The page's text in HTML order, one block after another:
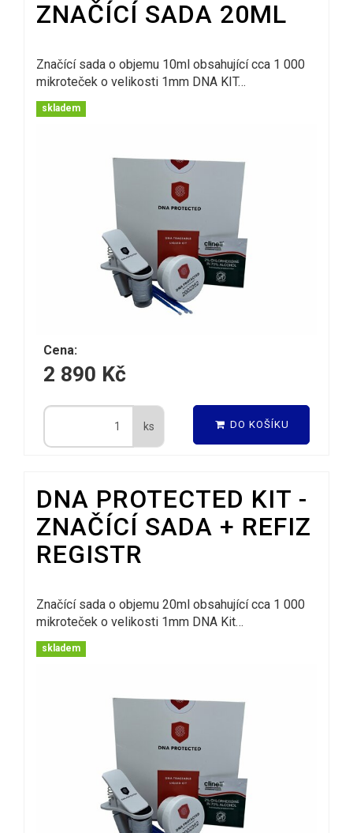
ZNAČÍCÍ SADA 20ML
Značící sada o objemu 10ml obsahující cca 1 000
mikroteček o velikosti 1mm DNA KIT…
skladem
Cena:
2 890 Kč
ks DO KOŠÍKU
DNA PROTECTED KIT -
ZNAČÍCÍ SADA + REFIZ
REGISTR
Značící sada o objemu 20ml obsahující cca 1 000
mikroteček o velikosti 1mm DNA Kit…
skladem